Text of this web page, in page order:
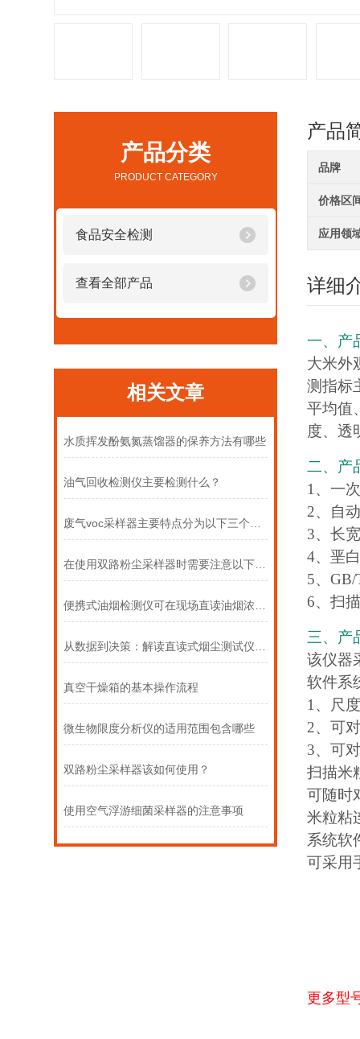
产品分类
PRODUCT CATEGORY
食品安全检测
查看全部产品
相关文章
水质挥发酚氨氮蒸馏器的保养方法有哪些
油气回收检测仪主要检测什么？
真空干燥箱的基本操作流程
微生物限度分析仪的适用范围包含哪些
双路粉尘采样器该如何使用？
使用空气浮游细菌采样器的注意事项
产品
品牌
价格区
应用领
详细
一、产
大米外
测指标
平均值
度、透
二、产
1、一
2、自
3、长
4、垩
5、
6、扫
三、产
该仪器
软件系
1、尺
2、可
3、可
扫描米
可随时
米粒粘
系统软
可采用
更多型